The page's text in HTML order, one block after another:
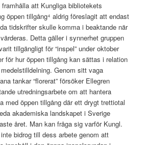
att Kungliga bibliotekets
öppen tillgång⁴ aldrig föreslagit att endast
tidskrifter skulle komma i beaktande när
Detta gäller i synnerhet gruppen
tillgängligt för “inspel” under oktober
för hur öppen tillgång kan sättas i relation
Genom sitt vaga
tankar “florerat” försöker Ellegren
utredningsarbete om att hantera
med öppen tillgång där ett drygt trettiotal
akademiska landskapet i Sverige
året. Man kan fråga sig varför Kungl.
bidrog till dess arbete genom att